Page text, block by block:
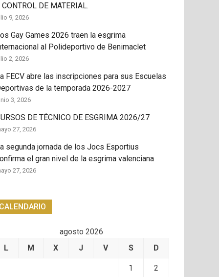
CONTROL DE MATERIAL.
9, 2026
Gay Games 2026 traen la esgrima
al Polideportivo de Benimaclet
2, 2026
FECV abre las inscripciones para sus Escuelas
de la temporada 2026-2027
3, 2026
DE TÉCNICO DE ESGRIMA 2026/27
27, 2026
segunda jornada de los Jocs Esportius
el gran nivel de la esgrima valenciana
27, 2026
CALENDARIO
agosto 2026
L
M X J V S D
1 2